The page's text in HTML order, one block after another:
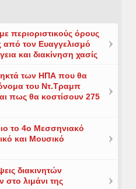
περιοριστικούς όρους
από τον Ευαγγελισμό
και διακίνηση χασίς
των ΗΠΑ που θα
του Ντ.Τραμπ
πως θα κοστίσουν 275
το 4ο Μεσσηνιακό
και Μουσικό
διακινητών
στο λιμάνι της